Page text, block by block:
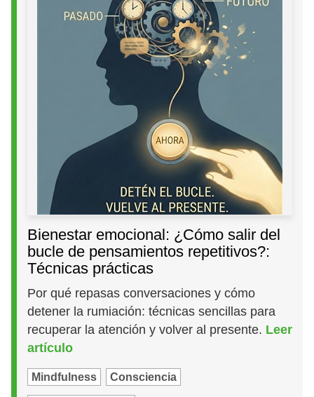
Bienestar emocional: ¿Cómo salir del
bucle de pensamientos repetitivos?:
Técnicas prácticas
Por qué repasas conversaciones y cómo
detener la rumiación: técnicas sencillas para
recuperar la atención y volver al presente. Leer
artículo
Mindfulness Consciencia